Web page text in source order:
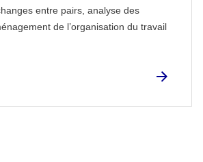
entre pairs, analyse des
de l’organisation du travail